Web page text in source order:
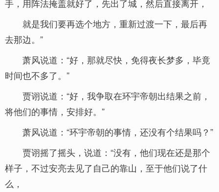
手，用阵法掩盖就好了，先出了城，然后直接离开，
就是我们要再选个地方，重新过渡一下，最后再
去那边。”
萧风说道：“好，那就尽快，免得夜长梦多，毕竟
时间也不多了。”
贾诩说道：“好，我争取在环宇帝朝出结果之前，
将他们的事情，安排好。”
萧风说道：“环宇帝朝的事情，还没有个结果吗？”
贾诩摇了摇头，说道：“没有，他们现在还是那个
样子，不过安亮去见了自己的靠山，至于他们说了什
么，